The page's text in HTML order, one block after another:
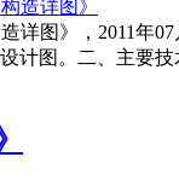
详图》，2011年
计图。二、主要